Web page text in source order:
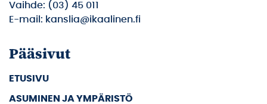
Vaihde: (03) 45 011
E-mail: kanslia@ikaalinen.fi
Pääsivut
ETUSIVU
ASUMINEN JA YMPÄRISTÖ